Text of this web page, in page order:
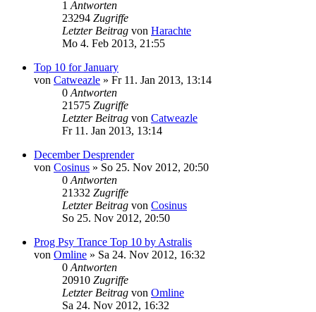
1 Antworten
23294 Zugriffe
Letzter Beitrag von Harachte
Mo 4. Feb 2013, 21:55
Top 10 for January
von Catweazle » Fr 11. Jan 2013, 13:14
0 Antworten
21575 Zugriffe
Letzter Beitrag von Catweazle
Fr 11. Jan 2013, 13:14
December Desprender
von Cosinus » So 25. Nov 2012, 20:50
0 Antworten
21332 Zugriffe
Letzter Beitrag von Cosinus
So 25. Nov 2012, 20:50
Prog Psy Trance Top 10 by Astralis
von Omline » Sa 24. Nov 2012, 16:32
0 Antworten
20910 Zugriffe
Letzter Beitrag von Omline
Sa 24. Nov 2012, 16:32